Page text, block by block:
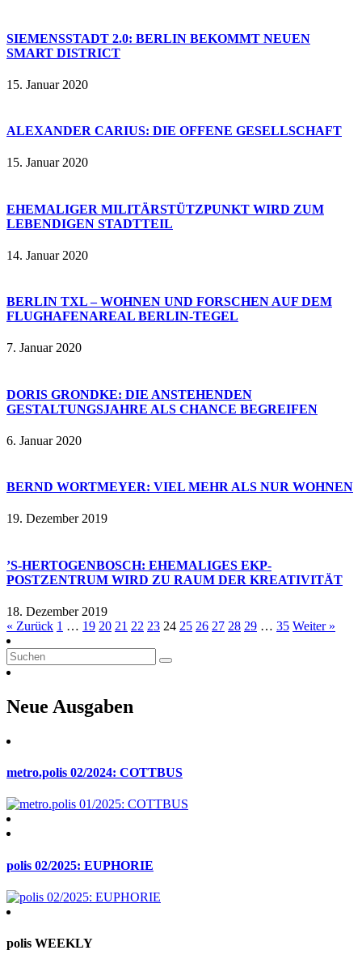
SIEMENSSTADT 2.0: BERLIN BEKOMMT NEUEN
SMART DISTRICT
15. Januar 2020
ALEXANDER CARIUS: DIE OFFENE GESELLSCHAFT
15. Januar 2020
EHEMALIGER MILITÄRSTÜTZPUNKT WIRD ZUM
LEBENDIGEN STADTTEIL
14. Januar 2020
BERLIN TXL – WOHNEN UND FORSCHEN AUF DEM
FLUGHAFENAREAL BERLIN-TEGEL
7. Januar 2020
DORIS GRONDKE: DIE ANSTEHENDEN
GESTALTUNGSJAHRE ALS CHANCE BEGREIFEN
6. Januar 2020
BERND WORTMEYER: VIEL MEHR ALS NUR WOHNEN
19. Dezember 2019
’S-HERTOGENBOSCH: EHEMALIGES EKP-
POSTZENTRUM WIRD ZU RAUM DER KREATIVITÄT
18. Dezember 2019
« Zurück 1 … 19 20 21 22 23 24 25 26 27 28 29 … 35 Weiter »
Neue Ausgaben
metro.polis 02/2024: COTTBUS
polis 02/2025: EUPHORIE
polis WEEKLY